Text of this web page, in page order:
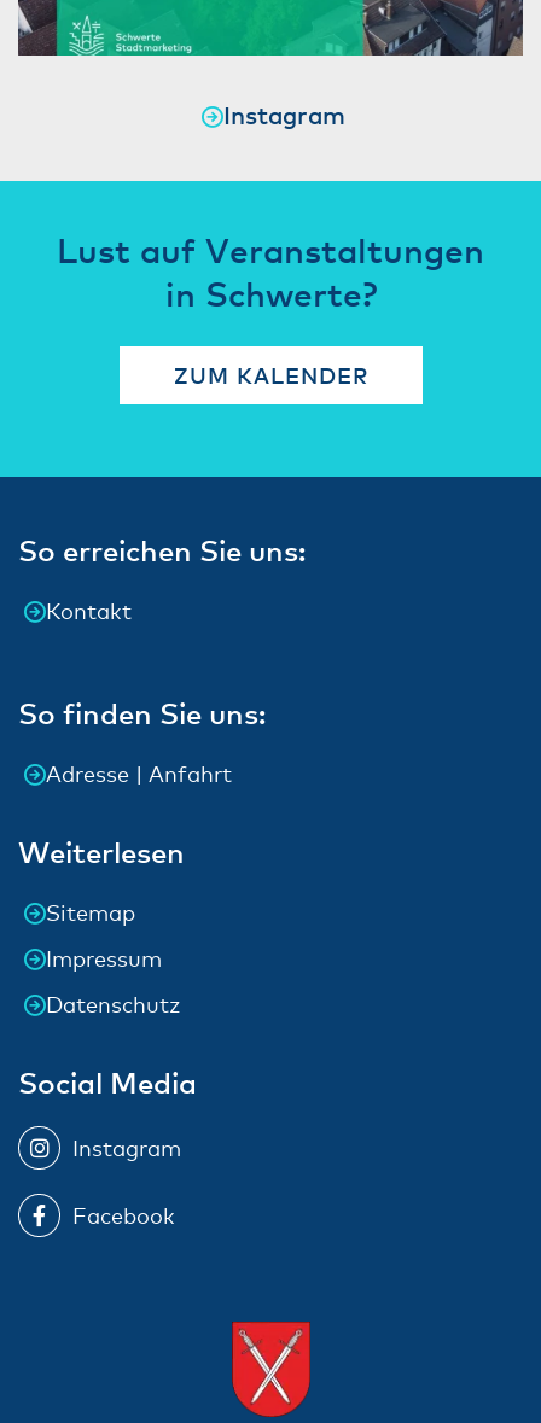
Instagram
Lust auf Veranstaltungen
in Schwerte?
ZUM KALENDER
So erreichen Sie uns:
Kontakt
So finden Sie uns:
Adresse | Anfahrt
Weiterlesen
Sitemap
Impressum
Datenschutz
Social Media
Instagram
Facebook